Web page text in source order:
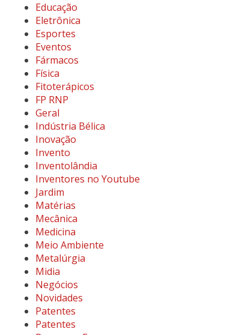
Educação
Eletrônica
Esportes
Eventos
Fármacos
Física
Fitoterápicos
FP RNP
Geral
Indústria Bélica
Inovação
Invento
Inventolândia
Inventores no Youtube
Jardim
Matérias
Mecânica
Medicina
Meio Ambiente
Metalúrgia
Midia
Negócios
Novidades
Patentes
Patentes